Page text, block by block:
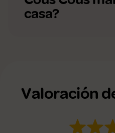
casa?
Valoración